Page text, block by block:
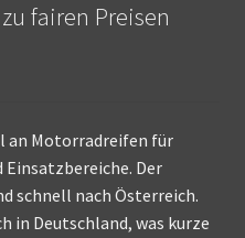
fairen Preisen
an Motorradreifen für
Der
schnell nach Österreich.
in Deutschland, was kurze